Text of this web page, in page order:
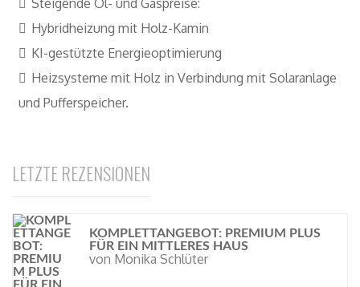
Hybridheizung mit Holz-Kamin
KI-gestützte Energieoptimierung
Heizsysteme mit Holz in Verbindung mit Solaranlage
und Pufferspeicher.
LETZTE REZENSIONEN
KOMPLETTANGEBOT: PREMIUM PLUS
FÜR EIN MITTLERES HAUS
von Monika Schlüter